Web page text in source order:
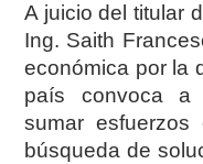
A juicio del titular
Ing. Saith
económica por la
país convoca a
sumar
búsqueda de